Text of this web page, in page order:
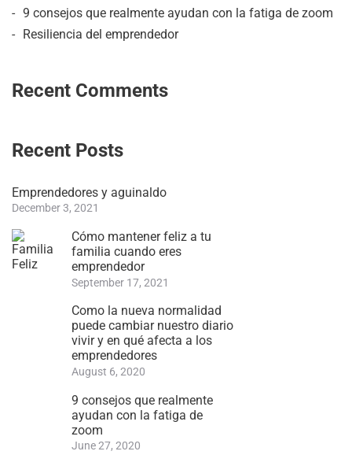
9 consejos que realmente ayudan con la fatiga de zoom
Resiliencia del emprendedor
Recent Comments
Recent Posts
Emprendedores y aguinaldo
December 3, 2021
Cómo mantener feliz a tu
familia cuando eres
emprendedor
September 17, 2021
Como la nueva normalidad
puede cambiar nuestro diario
vivir y en qué afecta a los
emprendedores
August 6, 2020
9 consejos que realmente
ayudan con la fatiga de
zoom
June 27, 2020